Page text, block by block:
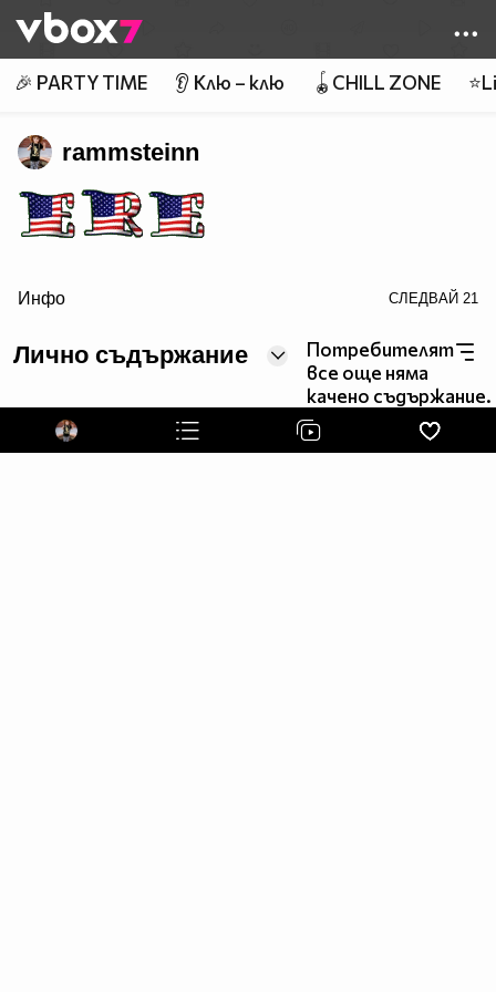
👾
🎉 PARTY TIME 👂 Клю – клю 🪀CHILL ZONE
rammsteinn
Инфо СЛЕДВАЙ 21
Лично съдържание
Потребителят
все още няма
качено съдържание.